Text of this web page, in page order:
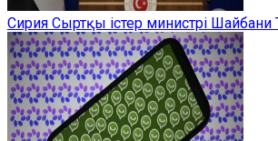
Сирия Сыртқы істер министрі Шайбани